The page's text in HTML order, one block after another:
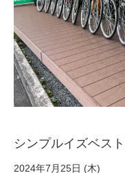
修理・メンテナンス
盗難保証
SpotMateログイン
オリジナル自転車
シンプルイズベス
2024年7月25日 (木)